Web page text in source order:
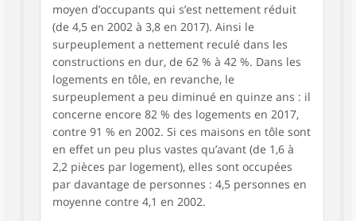
moyen d’occupants qui s’est nettement réduit
(de 4,5 en 2002 à 3,8 en 2017). Ainsi le
surpeuplement a nettement reculé dans les
constructions en dur, de 62 % à 42 %. Dans les
logements en tôle, en revanche, le
surpeuplement a peu diminué en quinze ans : il
concerne encore 82 % des logements en 2017,
contre 91 % en 2002. Si ces maisons en tôle sont
en effet un peu plus vastes qu’avant (de 1,6 à
2,2 pièces par logement), elles sont occupées
par davantage de personnes : 4,5 personnes en
moyenne contre 4,1 en 2002.